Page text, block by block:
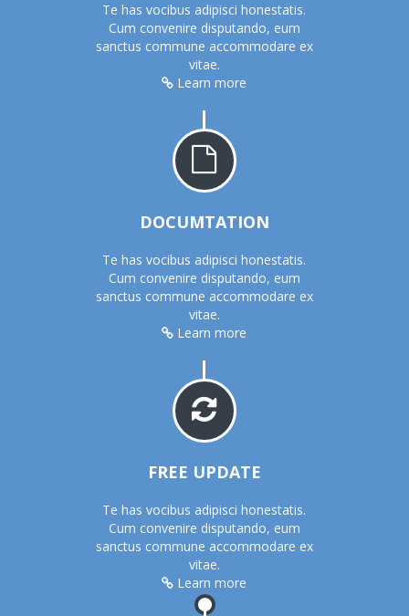
Te has vocibus adipisci honestatis.
Cum convenire disputando, eum
sanctus commune accommodare ex
vitae.
Learn more
DOCUMTATION
Te has vocibus adipisci honestatis.
Cum convenire disputando, eum
sanctus commune accommodare ex
vitae.
Learn more
FREE UPDATE
Te has vocibus adipisci honestatis.
Cum convenire disputando, eum
sanctus commune accommodare ex
vitae.
Learn more